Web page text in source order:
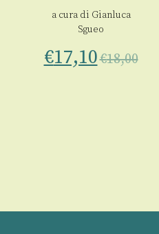
a cura di Gianluca
Sgueo
€17,10€18,00